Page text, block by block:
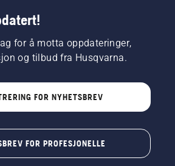
for å motta oppdateringer,
og tilbud fra Husqvarna.
FOR NYHETSBREV
FOR PROFESJONELLE